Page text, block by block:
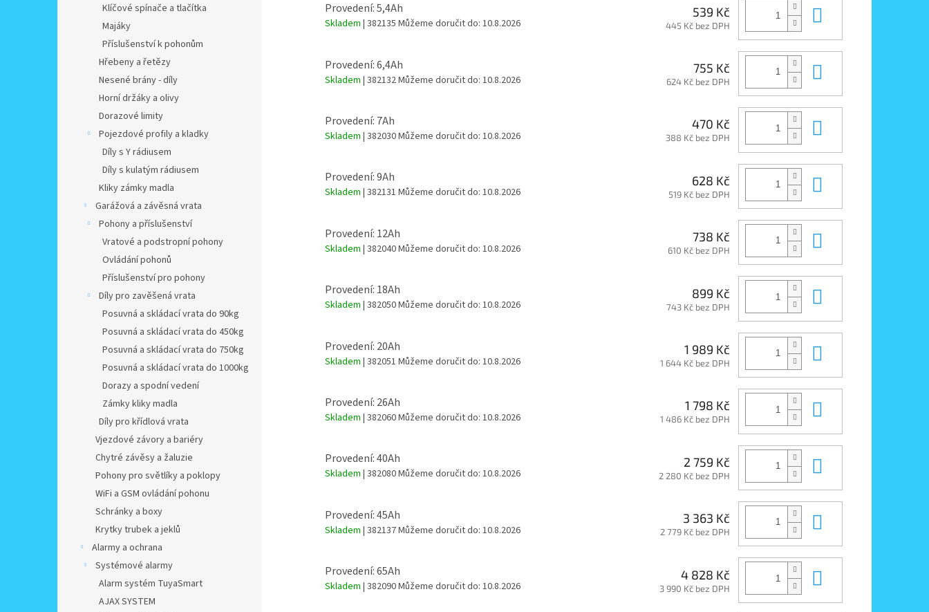
Klíčové spínače a tlačítka
Majáky
Příslušenství k pohonům
Hřebeny a řetězy
Nesené brány - díly
Horní držáky a olivy
Dorazové limity
Pojezdové profily a kladky
Díly s Y rádiusem
Díly s kulatým rádiusem
Kliky zámky madla
Garážová a závěsná vrata
Pohony a příslušenství
Vratové a podstropní pohony
Ovládání pohonů
Příslušenství pro pohony
Díly pro zavěšená vrata
Posuvná a skládací vrata do 90kg
Posuvná a skládací vrata do 450kg
Posuvná a skládací vrata do 750kg
Posuvná a skládací vrata do 1000kg
Dorazy a spodní vedení
Zámky kliky madla
Díly pro křídlová vrata
Vjezdové závory a bariéry
Chytré závěsy a žaluzie
Pohony pro světlíky a poklopy
WiFi a GSM ovládání pohonu
Schránky a boxy
Krytky trubek a jeklů
Alarmy a ochrana
Systémové alarmy
Alarm systém TuyaSmart
AJAX SYSTEM
Provedení: 5,4Ah
Skladem | 382135 Můžeme doručit do: 10.8.2026
539 Kč
445 Kč bez DPH
Provedení: 6,4Ah
Skladem | 382132Můžeme doručit do: 10.8.2026
755 Kč
624 Kč bez DPH
Provedení: 7Ah
Skladem | 382030Můžeme doručit do: 10.8.2026
470 Kč
388 Kč bez DPH
Provedení: 9Ah
Skladem | 382131 Můžeme doručit do: 10.8.2026
628 Kč
519 Kč bez DPH
Provedení: 12Ah
Skladem | 382040Můžeme doručit do: 10.8.2026
738 Kč
610 Kč bez DPH
Provedení: 18Ah
Skladem | 382050Můžeme doručit do: 10.8.2026
899 Kč
743 Kč bez DPH
Provedení: 20Ah
Skladem | 382051 Můžeme doručit do: 10.8.2026
1 989 Kč
1 644 Kč bez DPH
Provedení: 26Ah
Skladem | 382060Můžeme doručit do: 10.8.2026
1 798 Kč
1 486 Kč bez DPH
Provedení: 40Ah
Skladem | 382080Můžeme doručit do: 10.8.2026
2 759 Kč
2 280 Kč bez DPH
Provedení: 45Ah
Skladem | 382137Můžeme doručit do: 10.8.2026
3 363 Kč
2 779 Kč bez DPH
Provedení: 65Ah
Skladem | 382090Můžeme doručit do: 10.8.2026
4 828 Kč
3 990 Kč bez DPH